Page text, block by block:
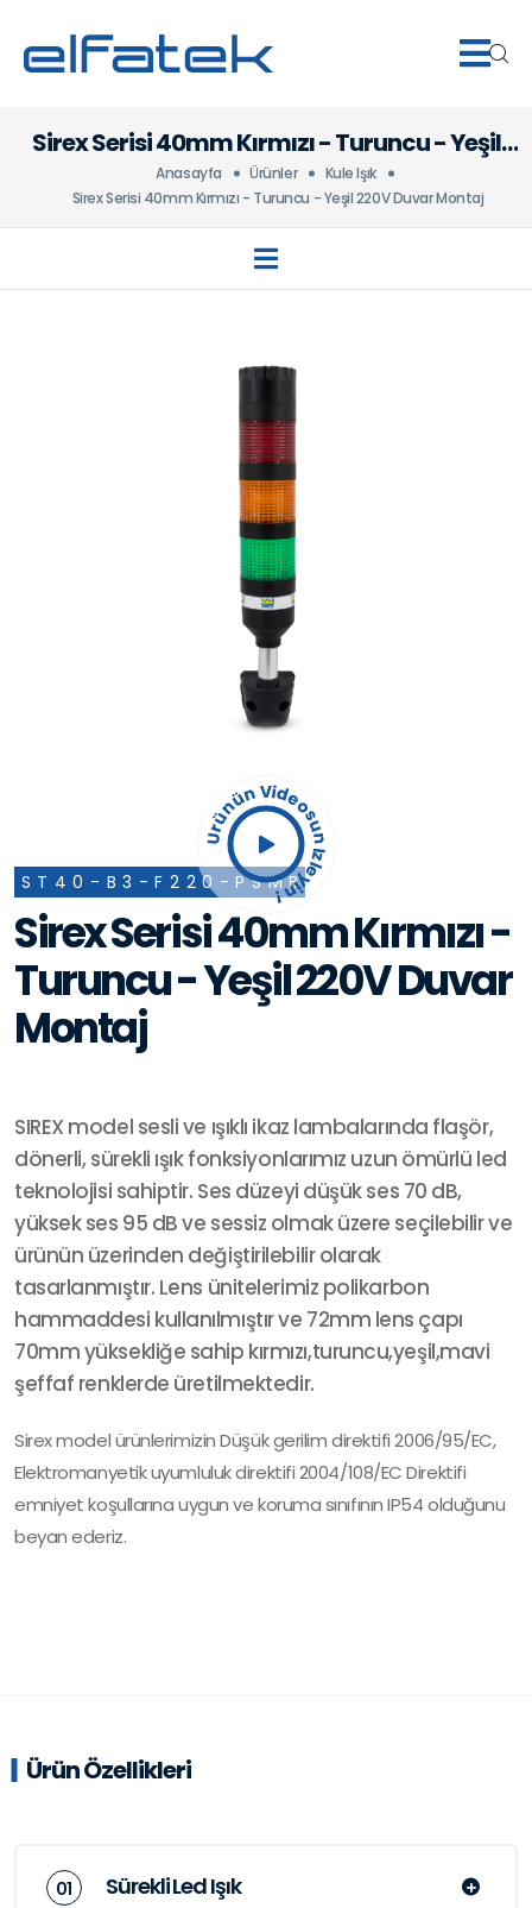
Sirex Serisi 40mm Kırmızı - Turuncu - Yeşil
220V Duvar Montaj
Anasayfa Ürünler
Kule Işık
Sirex Serisi 40mm Kırmızı - Turuncu - Yeşil 220V Duvar Montaj
Ürünün Videosun İzleyin !
ST40-B3-F220-PSMB
Sirex Serisi 40mm Kırmızı -
Turuncu - Yeşil 220V Duvar
Montaj
SIREX model sesli ve ışıklı ikaz lambalarında flaşör,
dönerli, sürekli ışık fonksiyonlarımız uzun ömürlü led
teknolojisi sahiptir. Ses düzeyi düşük ses 70 dB,
yüksek ses 95 dB ve sessiz olmak üzere seçilebilir ve
ürünün üzerinden değiştirilebilir olarak
tasarlanmıştır. Lens ünitelerimiz polikarbon
hammaddesi kullanılmıştır ve 72mm lens çapı
70mm yüksekliğe sahip kırmızı,turuncu,yeşil,mavi
şeffaf renklerde üretilmektedir.
Sirex model ürünlerimizin Düşük gerilim direktifi 2006/95/EC,
Elektromanyetik uyumluluk direktifi 2004/108/EC Direktifi
emniyet koşullarına uygun ve koruma sınıfının IP54 olduğunu
beyan ederiz.
Ürün Özellikleri
Sürekli Led Işık